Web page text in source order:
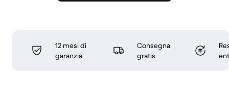
12 mesi di
garanzia
Consegna
gratis